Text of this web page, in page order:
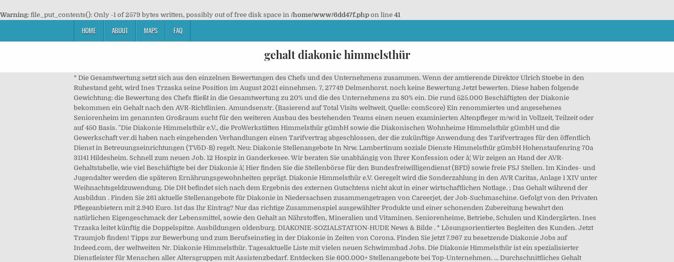
Warning: file_put_contents(): Only -1 of 2579 bytes written, possibly out of free disk space in /home/www/6dd47f.php on line 41
HOME ABOUT MAPS FAQ
gehalt diakonie himmelsthür
* Die Gesamtwertung setzt sich aus den einzelnen Bewertungen des Chefs und des Unternehmens zusammen. Wenn der amtierende Direktor Ulrich Stoebe in den
Ruhestand geht, wird Ines Trzaska seine Position im August 2021 einnehmen. 7, 27749 Delmenhorst. noch keine Bewertung Jetzt bewerten. Diese haben folgende
Gewichtung: die Bewertung des Chefs fließt in die Gesamtwertung zu 20% und die des Unternehmens zu 80% ein. Die rund 525.000 Beschäftigten der Diakonie
bekommen ein Gehalt nach den AVR-Richtlinien. Amundsenstr. (Basierend auf Total Visits weltweit, Quelle: comScore) Ein renommiertes und angesehenes
Seniorenheim im genannten Großraum sucht für den weiteren Ausbau des bestehenden Teams einen neuen examinierten Altenpfleger m/w/d in Vollzeit, Teilzeit oder
auf 450 Basis. "Die Diakonie Himmelsthür e.V., die ProWerkstätten Himmelsthür gGmbH sowie die Diakonischen Wohnheime Himmelsthür gGmbH und die
Gewerkschaft ver.di haben nach eingehenden Verhandlungen einen Tarifvertrag abgeschlossen, der die zukünftige Anwendung des Tarifvertrages für den öffentlich
Dienst in Betreuungseinrichtungen (TVöD-B) regelt. Neu: Diakonie Stellenangebote In Nrw. Lambertinum soziale Dienste Himmelsthür gGmbH Hohenstaufenring 70a
31141 Hildesheim. Schnell zum neuen Job. 12 Hospiz in Ganderkesee. Wir beraten Sie unabhängig von Ihrer Konfession oder â¦ Wir zeigen an Hand der AVR-
Gehaltstabelle, wie viel Beschäftigte bei der Diakonie â¦ Hier finden Sie die Stellenbörse für den Bundesfreiwilligendienst (BFD) sowie freie FSJ Stellen. Im Kindes- und
Jugendalter werden die späteren Ernährungsgewohnheiten geprägt. Diakonie Himmelsthür e.V. Geregelt wird die Sonderzahlung in den AVR Caritas, Anlage 1 XIV unter
Weihnachtsgeldzuwendung. Die DH befindet sich nach dem Ergebnis des externen Gutachtens nicht akut in einer wirtschaftlichen Notlage. ; Das Gehalt während der
Ausbildun . Finden Sie 261 aktuelle Stellenangebote für Diakonie in Niedersachsen zusammengetragen von Careerjet, der Job-Suchmaschine. Gefolgt von den Privaten
Pflegeanbietern mit 2.940 Euro. Ist das Ihr Eintrag? Nur das richtige Zusammenspiel ausgewählter Produkte und einer schonenden Zubereitung bewahrt den
natürlichen Eigengeschmack der Lebensmittel, sowie den Gehalt an Nährstoffen, Mineralien und Vitaminen. Seniorenheime, Betriebe, Schulen und Kindergärten. Ines
Trzaska leitet künftig die Doppelspitze. Ausbildungen oldenburg. DIAKONIE-SOZIALSTATION-HUDE News & Bilde . * Lösungsorientiertes Begleiten des Kunden. Jetzt
Traumjob finden! Tipps zur Bewerbung und zum Berufseinstieg in der Diakonie in Zeiten von Corona. Finden Sie jetzt 7.967 zu besetzende Diakonie Jobs auf
Indeed.com, der weltweiten Nr. Diakonie Himmelsthür. Tagesaktuelle Liste mit vielen neuen Schwimmbad Jobs. Die Diakonie Himmelsthür ist ein spezialisierter
Dienstleister für Menschen aller Altersgruppen mit Assistenzbedarf. Entdecken Sie 600.000+ Stellenangebote bei Top-Unternehmen. ... Durchschnittliches Gehalt